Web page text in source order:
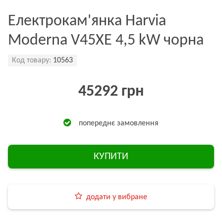
Електрокам'янка Harvia
Moderna V45XE 4,5 kW чорна
Код товару: 10563
45292 грн
попереднє замовлення
КУПИТИ
додати у вибране